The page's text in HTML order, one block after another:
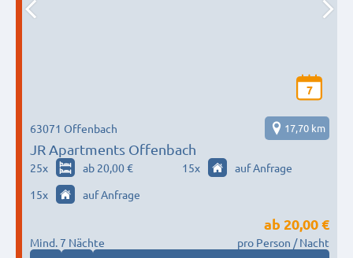
7
JR Apartments Offenbach
63071 Offenbach 17,70 km
25x ab 20,00 € 15x
auf Anfrage
15x auf Anfrage
Mind. 7 Nächte
ab 20,00 €
pro Person / Nacht